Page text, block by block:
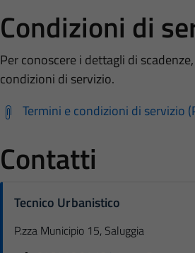
Condizioni di
Per conoscere i dettagli di
condizioni di servizio.
Termini e condizioni di servizio
Contatti
Tecnico Urbanistico
P.zza Municipio 15, Saluggia